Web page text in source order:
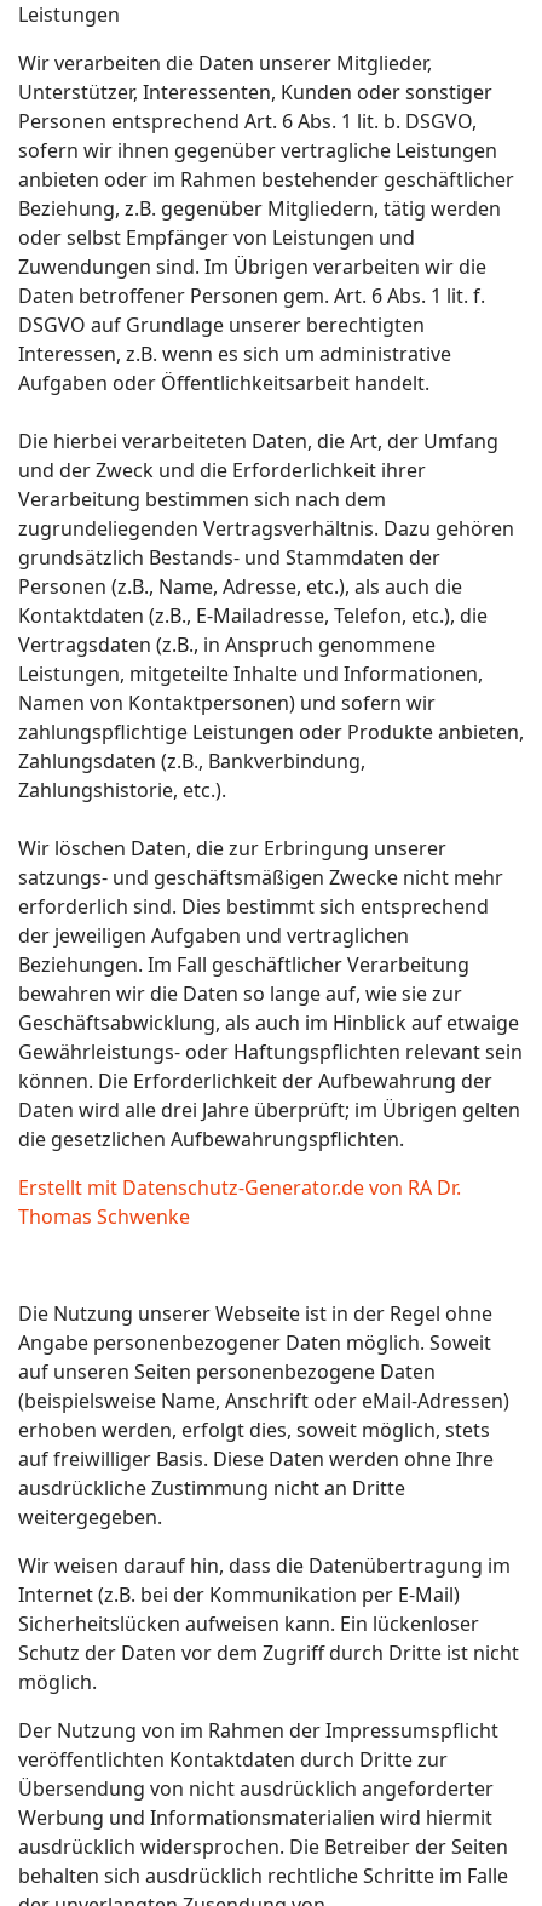
Leistungen
Wir verarbeiten die Daten unserer Mitglieder,
Unterstützer, Interessenten, Kunden oder sonstiger
Personen entsprechend Art. 6 Abs. 1 lit. b. DSGVO,
sofern wir ihnen gegenüber vertragliche Leistungen
anbieten oder im Rahmen bestehender geschäftlicher
Beziehung, z.B. gegenüber Mitgliedern, tätig werden
oder selbst Empfänger von Leistungen und
Zuwendungen sind. Im Übrigen verarbeiten wir die
Daten betroffener Personen gem. Art. 6 Abs. 1 lit. f.
DSGVO auf Grundlage unserer berechtigten
Interessen, z.B. wenn es sich um administrative
Aufgaben oder Öffentlichkeitsarbeit handelt.
Die hierbei verarbeiteten Daten, die Art, der Umfang
und der Zweck und die Erforderlichkeit ihrer
Verarbeitung bestimmen sich nach dem
zugrundeliegenden Vertragsverhältnis. Dazu gehören
grundsätzlich Bestands- und Stammdaten der
Personen (z.B., Name, Adresse, etc.), als auch die
Kontaktdaten (z.B., E-Mailadresse, Telefon, etc.), die
Vertragsdaten (z.B., in Anspruch genommene
Leistungen, mitgeteilte Inhalte und Informationen,
Namen von Kontaktpersonen) und sofern wir
zahlungspflichtige Leistungen oder Produkte anbieten,
Zahlungsdaten (z.B., Bankverbindung,
Zahlungshistorie, etc.).
Wir löschen Daten, die zur Erbringung unserer
satzungs- und geschäftsmäßigen Zwecke nicht mehr
erforderlich sind. Dies bestimmt sich entsprechend
der jeweiligen Aufgaben und vertraglichen
Beziehungen. Im Fall geschäftlicher Verarbeitung
bewahren wir die Daten so lange auf, wie sie zur
Geschäftsabwicklung, als auch im Hinblick auf etwaige
Gewährleistungs- oder Haftungspflichten relevant sein
können. Die Erforderlichkeit der Aufbewahrung der
Daten wird alle drei Jahre überprüft; im Übrigen gelten
die gesetzlichen Aufbewahrungspflichten.
Erstellt mit Datenschutz-Generator.de von RA Dr.
Thomas Schwenke
Die Nutzung unserer Webseite ist in der Regel ohne
Angabe personenbezogener Daten möglich. Soweit
auf unseren Seiten personenbezogene Daten
(beispielsweise Name, Anschrift oder eMail-Adressen)
erhoben werden, erfolgt dies, soweit möglich, stets
auf freiwilliger Basis. Diese Daten werden ohne Ihre
ausdrückliche Zustimmung nicht an Dritte
weitergegeben.
Wir weisen darauf hin, dass die Datenübertragung im
Internet (z.B. bei der Kommunikation per E-Mail)
Sicherheitslücken aufweisen kann. Ein lückenloser
Schutz der Daten vor dem Zugriff durch Dritte ist nicht
möglich.
Der Nutzung von im Rahmen der Impressumspflicht
veröffentlichten Kontaktdaten durch Dritte zur
Übersendung von nicht ausdrücklich angeforderter
Werbung und Informationsmaterialien wird hiermit
ausdrücklich widersprochen. Die Betreiber der Seiten
behalten sich ausdrücklich rechtliche Schritte im Falle